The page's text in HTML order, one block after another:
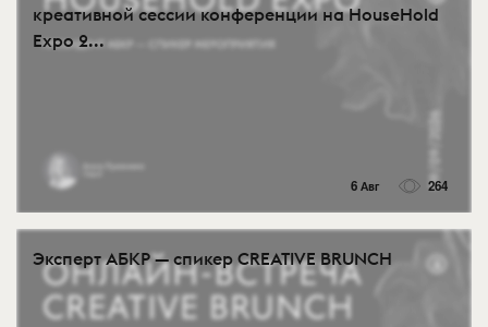
креативной сессии конференции на HouseHold
Expo 2...
6 Авг 264
Эксперт АБКР — спикер CREATIVE BRUNCH